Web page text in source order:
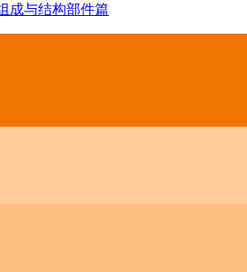
成与结构部件篇